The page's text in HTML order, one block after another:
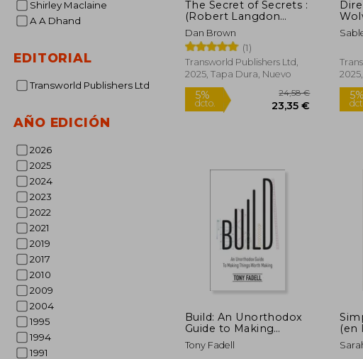
Shirley Maclaine
A A Dhand
EDITORIAL
Transworld Publishers Ltd
AÑO EDICIÓN
2026
2025
2024
2023
2022
2021
2019
2017
2010
2009
2004
1995
1994
1991
The Secret of Secrets :
(Robert Langdon
Book 6) (en Inglés)
Dan Brown
(1)
Transworld Publishers Ltd,
2025, Tapa Dura, Nuevo
Build: An Unorthodox
Guide to Making
Things Worth Making
(en Inglés)
Tony Fadell
(en